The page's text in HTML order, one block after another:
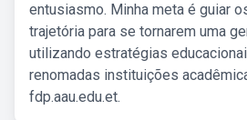
entusiasmo. Minha meta é guiar
trajetória para se tornarem uma
utilizando estratégias
renomadas instituições
fdp.aau.edu.et.